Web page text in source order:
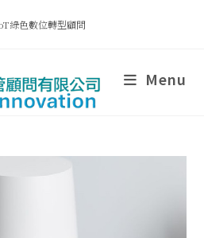
綠色數位轉型顧問
Menu